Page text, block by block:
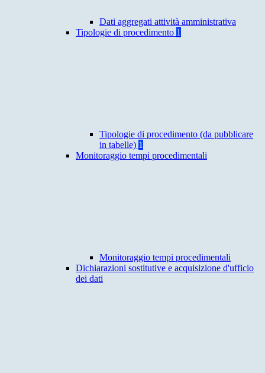
Dati aggregati attività amministrativa
Tipologie di procedimento 1
Tipologie di procedimento (da pubblicare
in tabelle) 1
Monitoraggio tempi procedimentali
Monitoraggio tempi procedimentali
Dichiarazioni sostitutive e acquisizione d'ufficio
dei dati